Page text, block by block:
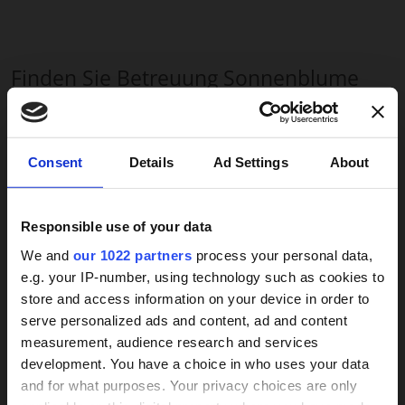
Consent Details Ad Settings About
Responsible use of your data
We and our 1022 partners process your personal data,
e.g. your IP-number, using technology such as cookies to
store and access information on your device in order to
serve personalized ads and content, ad and content
measurement, audience research and services
development. You have a choice in who uses your data
and for what purposes. Your privacy choices are only
Finden Sie Betreuung Sonnenblume
Karin Schuster auf Google Maps
BitteMarketing-Cookiesakzeptieren, um die Karte
sehen zu können.
Dürfen wir Ihnen weiterhelfen?
Dann fordern Sie jetzt ein
unverbindliches Angebot an.
24h-Betreuungskraft
gesucht?